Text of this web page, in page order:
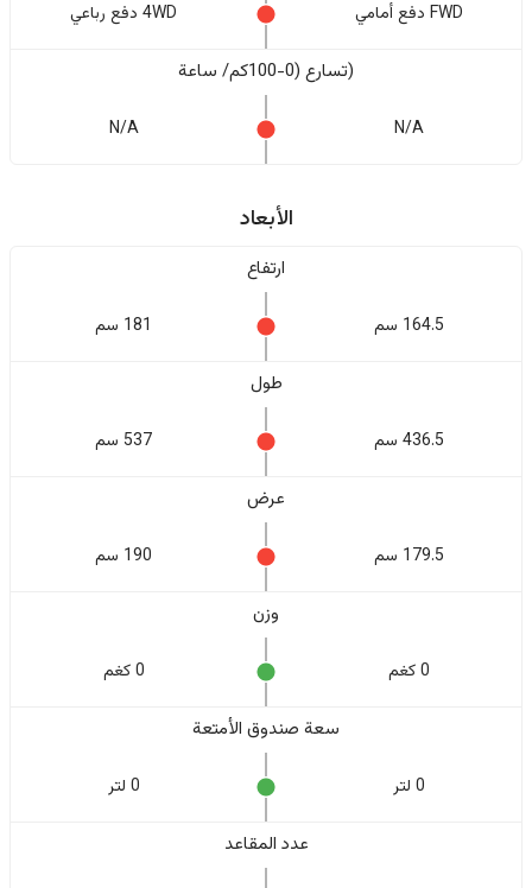
FWD دفع أمامي 4WD دفع رباعي
(تسارع (0-100كم/ ساعة
N/A
N/A
الأبعاد
ارتفاع
164.5 سم 181 سم
طول
436.5 سم 537 سم
عرض
179.5 سم 190 سم
وزن
0 كغم 0 كغم
سعة صندوق الأمتعة
0 لتر 0 لتر
عدد المقاعد